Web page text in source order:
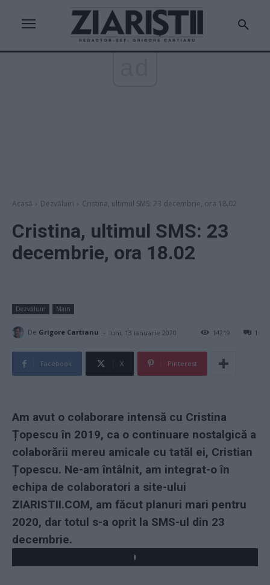
Acasă Dezvăluiri Cristina, ultimul SMS: 23 decembrie, ora 18.02
Cristina, ultimul SMS: 23
decembrie, ora 18.02
Dezvăluiri Main
De Grigore Cartianu - luni, 13 ianuarie 2020 1
14219
Facebook X Pinterest
Am avut o colaborare intensă cu Cristina
Țopescu în 2019, ca o continuare nostalgică a
colaborării mereu amicale cu tatăl ei, Cristian
Țopescu. Ne-am întâlnit, am integrat-o în
echipa de colaboratori a site-ului
ZIARISTII.COM, am făcut planuri mari pentru
2020, dar totul s-a oprit la SMS-ul din 23
decembrie.
Play